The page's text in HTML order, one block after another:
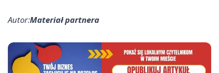
Autor:Materiał partnera